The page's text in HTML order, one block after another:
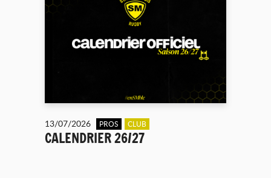
13/07/2026 PROS CLUB
CALENDRIER 26/27